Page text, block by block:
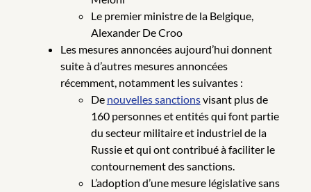
Le premier ministre de la Belgique,
Alexander De Croo
Les mesures annoncées aujourd’hui donnent
suite à d’autres mesures annoncées
récemment, notamment les suivantes :
De nouvelles sanctionsvisant plus de
160 personnes et entités qui font partie
du secteur militaire et industriel de la
Russie et qui ont contribué à faciliter le
contournement des sanctions.
L’adoption d’une mesure législative sans